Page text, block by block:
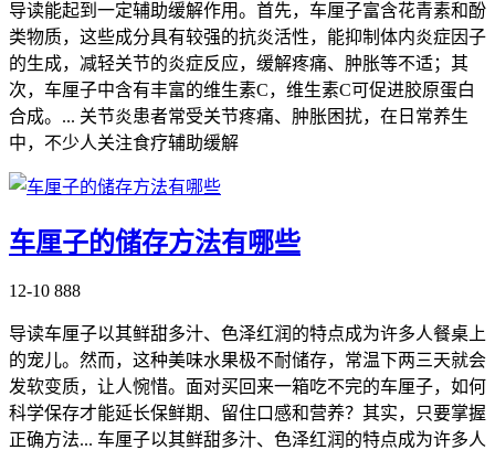
导读能起到一定辅助缓解作用。首先，车厘子富含花青素和酚
类物质，这些成分具有较强的抗炎活性，能抑制体内炎症因子
的生成，减轻关节的炎症反应，缓解疼痛、肿胀等不适；其
次，车厘子中含有丰富的维生素C，维生素C可促进胶原蛋白
合成。... 关节炎患者常受关节疼痛、肿胀困扰，在日常养生
中，不少人关注食疗辅助缓解
车厘子的储存方法有哪些
12-10 888
导读车厘子以其鲜甜多汁、色泽红润的特点成为许多人餐桌上
的宠儿。然而，这种美味水果极不耐储存，常温下两三天就会
发软变质，让人惋惜。面对买回来一箱吃不完的车厘子，如何
科学保存才能延长保鲜期、留住口感和营养？其实，只要掌握
正确方法... 车厘子以其鲜甜多汁、色泽红润的特点成为许多人